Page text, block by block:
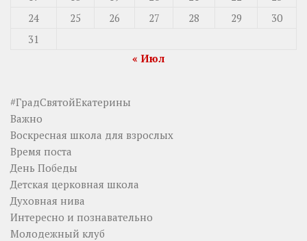
24
25 26 27 28 29
30
31
« Июл
#ГрадСвятойЕкатерины
Важно
Воскресная школа для взрослых
Время поста
День Победы
Детская церковная школа
Духовная нива
Интересно и познавательно
Молодежный клуб